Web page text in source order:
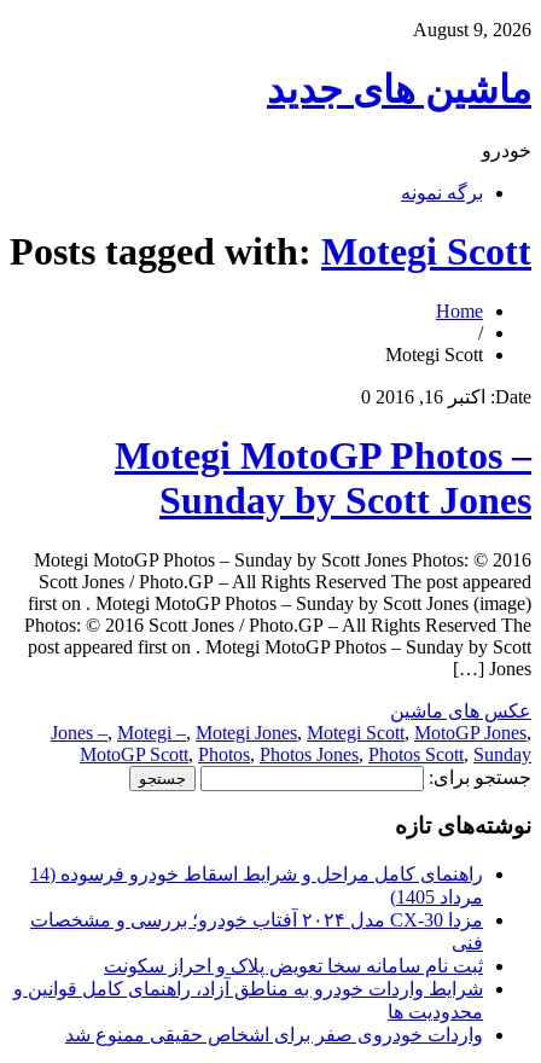
August 9, 2026
ماشین های جدید
خودرو
برگه نمونه
Posts tagged with: Motegi Scott
Home
/
Motegi Scott
Date: اکتبر 16, 2016 0
Motegi MotoGP Photos –
Sunday by Scott Jones
Motegi MotoGP Photos – Sunday by Scott Jones Photos: © 2016
Scott Jones / Photo.GP – All Rights Reserved The post appeared
first on . Motegi MotoGP Photos – Sunday by Scott Jones (image)
Photos: © 2016 Scott Jones / Photo.GP – All Rights Reserved The
post appeared first on . Motegi MotoGP Photos – Sunday by Scott
Jones […]
عکس های ماشین
Jones –, Motegi –, Motegi Jones, Motegi Scott, MotoGP Jones,
MotoGP Scott, Photos, Photos Jones, Photos Scott, Sunday
جستجو برای:
نوشته‌های تازه
راهنمای کامل مراحل و شرایط اسقاط خودرو فرسوده (14
مرداد 1405)
مزدا CX-30 مدل ۲۰۲۴ آفتاب خودرو؛ بررسی و مشخصات
فنی
ثبت نام سامانه سخا تعویض پلاک و احراز سکونت
شرایط واردات خودرو به مناطق آزاد، راهنمای کامل قوانین و
محدودیت ها
واردات خودروی صفر برای اشخاص حقیقی ممنوع شد